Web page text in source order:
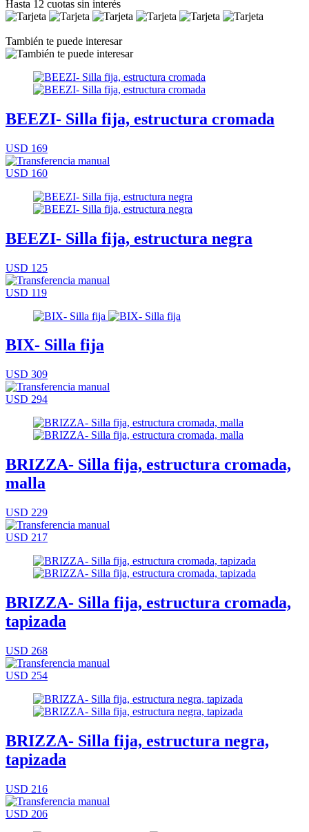
Hasta 12 cuotas sin interés
También te puede interesar
BEEZI- Silla fija, estructura cromada
USD 169
USD 160
BEEZI- Silla fija, estructura negra
USD 125
USD 119
BIX- Silla fija
USD 309
USD 294
BRIZZA- Silla fija, estructura cromada,
malla
USD 229
USD 217
BRIZZA- Silla fija, estructura cromada,
tapizada
USD 268
USD 254
BRIZZA- Silla fija, estructura negra,
tapizada
USD 216
USD 206